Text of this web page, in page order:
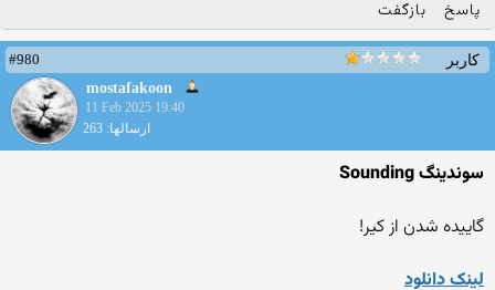
پاسخ بازگفت
کاربر
#980
mostafakoon
11 Feb 2025 19:40
ارسالها: 263
سوندینگ Sounding
گاییده شدن از کیر!
لینک دانلود